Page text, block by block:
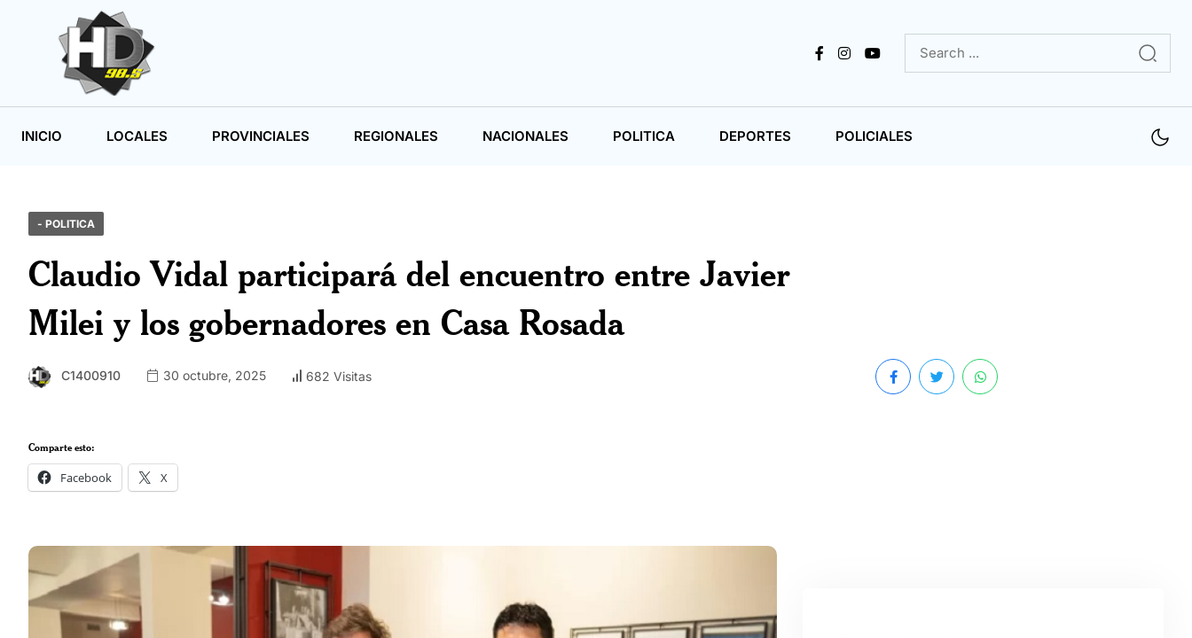
INICIO LOCALES PROVINCIALES REGIONALES NACIONALES POLITICA DEPORTES POLICIALES
- POLITICA
Claudio Vidal participará del encuentro entre Javier
Milei y los gobernadores en Casa Rosada
C1400910 30 octubre, 2025 682 Visitas
Comparte esto:
Facebook X